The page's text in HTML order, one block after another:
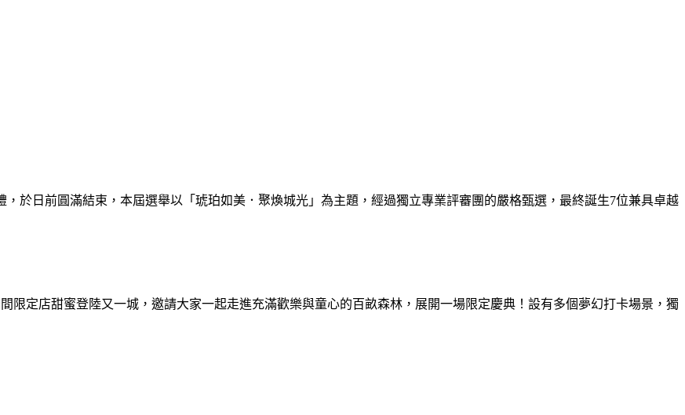
於日前圓滿結束，本屆選舉以「琥珀如美．聚煥城光」為主題，經過獨立專業評審團的嚴格甄選，最終誕生7位兼具卓越
限定店甜蜜登陸又一城，邀請大家一起走進充滿歡樂與童心的百畝森林，展開一場限定慶典！設有多個夢幻打卡場景，獨